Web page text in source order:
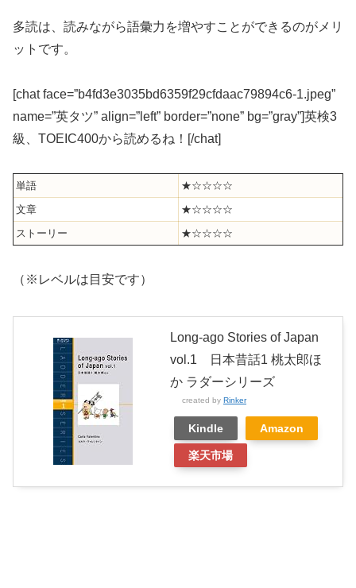
多読は、読みながら語彙力を増やすことができるのがメリ
ットです。
[chat face=”b4fd3e3035bd6359f29cfdaac79894c6-1.jpeg”
name=”英タツ” align=”left” border=”none” bg=”gray”]英検3
級、TOEIC400から読めるね！[/chat]
単語
★☆☆☆☆
文章
★☆☆☆☆
ストーリー
★☆☆☆☆
（※レベルは目安です）
Long-ago Stories of Japan
vol.1 日本昔話1 桃太郎ほ
か ラダーシリーズ
created by Rinker
Kindle Amazon
楽天市場